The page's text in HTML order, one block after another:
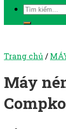
Trang chủ /
Máy